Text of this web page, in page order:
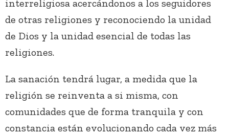
interreligiosa acercándonos a los seguidores
de otras religiones y reconociendo la unidad
de Dios y la unidad esencial de todas las
religiones.
La sanación tendrá lugar, a medida que la
religión se reinventa a si misma, con
comunidades que de forma tranquila y con
constancia están evolucionando cada vez más